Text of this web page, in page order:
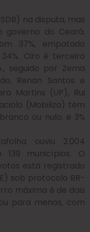
na disputa, mas
governo do Ceará.
37%, empatado
Ciro é terceiro
seguido por Zema
Renan Santos e
Martins (UP), Rui
(Mobiliza) têm
ou nulo; e 3%
ouviu 2.004
municípios. O
está registrado
sob protocolo BR-
máxima é de dois
para menos, com